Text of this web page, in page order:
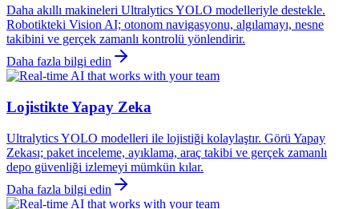
Daha akıllı makineleri Ultralytics YOLO modelleriyle destekle.
Robotikteki Vision AI; otonom navigasyonu, algılamayı, nesne
takibini ve gerçek zamanlı kontrolü yönlendirir.
Daha fazla bilgi edin
Lojistikte Yapay Zeka
Ultralytics YOLO modelleri ile lojistiği kolaylaştır. Görü Yapay
Zekası; paket inceleme, ayıklama, araç takibi ve gerçek zamanlı
depo güvenliği izlemeyi mümkün kılar.
Daha fazla bilgi edin